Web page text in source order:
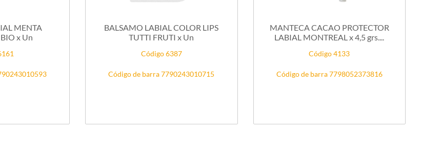
MENTA
x Un
BALSAMO LABIAL COLOR LIPS
TUTTI FRUTI x Un
Código 6387
Código de barra 7790243010715
MANTECA CACAO PROTECTOR
LABIAL MONTREAL x 4,5 grs....
Código 4133
Código de barra 7798052373816